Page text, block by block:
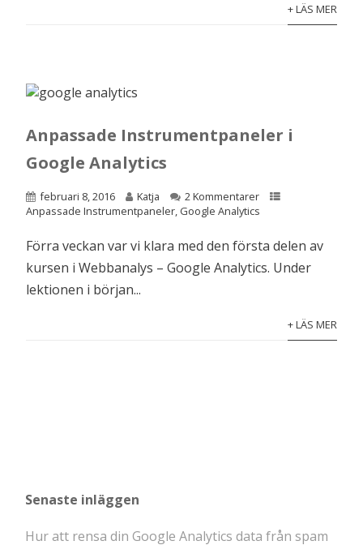
+ LÄS MER
Anpassade Instrumentpaneler i
Google Analytics
februari 8, 2016 Katja
2 Kommentarer
Anpassade Instrumentpaneler, Google Analytics
Förra veckan var vi klara med den första delen av
kursen i Webbanalys – Google Analytics. Under
lektionen i början...
+ LÄS MER
Senaste inläggen
Hur att rensa din Google Analytics data från spam